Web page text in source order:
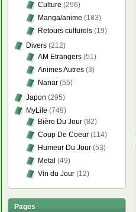
Culture (296)
Manga/anime (183)
Retours culturels (19)
Divers (212)
AM Etrangers (51)
Animes Autres (3)
Nanar (55)
Japon (295)
MyLife (749)
Bière Du Jour (82)
Coup De Coeur (114)
Humeur Du Jour (53)
Metal (49)
Vin du Jour (12)
Pages